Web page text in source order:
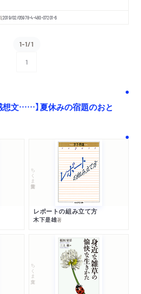
2019/02/05978-4-480-07201-6
1-1/1
1
想文……】夏休みの宿題のおと
ちくま学芸文庫
レポートの組み立て方
木下是雄著
ちくま文庫